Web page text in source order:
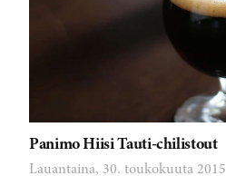
Panimo Hiisi Tauti-chilistout
Lauantaina, 30. toukokuuta 2015